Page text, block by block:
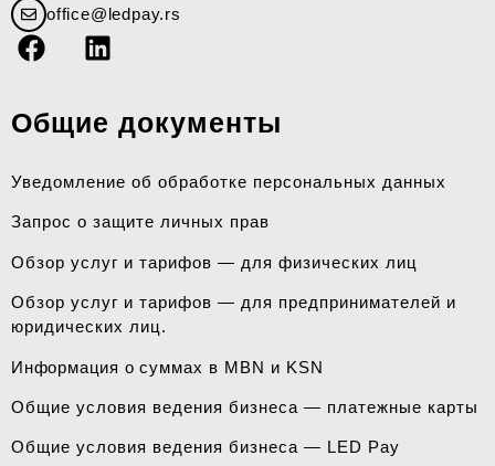
office@ledpay.rs
Общие документы
Уведомление об обработке персональных данных
Запрос о защите личных прав
Обзор услуг и тарифов — для физических лиц
Обзор услуг и тарифов — для предпринимателей и
юридических лиц.
Информация осуммах в MBN и KSN
Общие условия ведения бизнеса — платежные карты
Общие условия ведения бизнеса — LED Pay